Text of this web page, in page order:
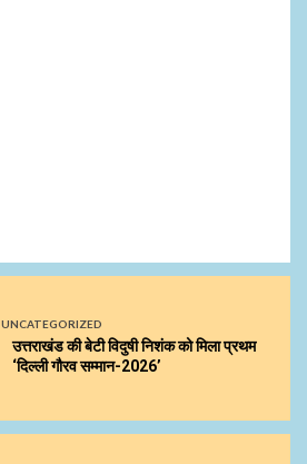
UNCATEGORIZED
उत्तराखंड की बेटी विदुषी निशंक को मिला प्रथम
‘दिल्ली गौरव सम्मान-2026’